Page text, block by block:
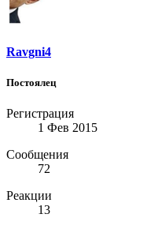
Ravgni4
Постоялец
Регистрация
1 Фев 2015
Сообщения
72
Реакции
13